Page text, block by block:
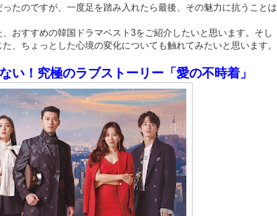
たのですが、一度足を踏み入れたら最後、その魅力に抗うことは
おすすめの韓国ドラマベスト3をご紹介したいと思います。そし
、ちょっとした心境の変化についても触れてみたいと思います。
い！究極のラブストーリー「愛の不時着」